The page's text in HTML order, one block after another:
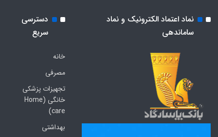
نماد اعتماد الکترونیک و نماد
ساماندهی
دسترسی
سریع
خانه
مصرفی
تجهیزات پزشکی
خانگی (Home
care)
بهداشتی